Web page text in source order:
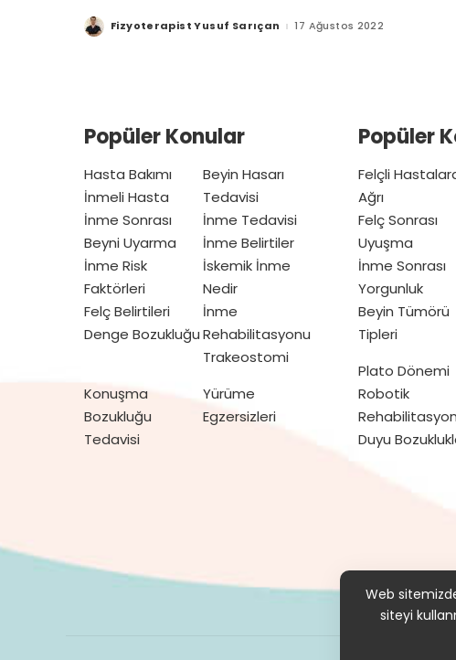
Posted
by
Fizyoterapist Yusuf Sarıçan 17 Ağustos 2022
Popüler Konular
Hasta Bakımı
İnmeli Hasta
İnme Sonrası
Beyni Uyarma
İnme Risk
Faktörleri
Felç Belirtileri
Denge Bozukluğu
Beyin Hasarı
Tedavisi
İnme Tedavisi
İnme Belirtiler
İskemik İnme
Nedir
İnme
Rehabilitasyonu
Trakeostomi
Konuşma
Bozukluğu
Tedavisi
Yürüme
Egzersizleri
Popüler
Felçli
Ağrı
Felç Sonrası
Uyuşma
İnme Sonrası
Yorgunluk
Beyin Tümörü
Tipleri
Plato Dönemi
Robotik
Rehabilitasyon
Duyu
Web
siteyi